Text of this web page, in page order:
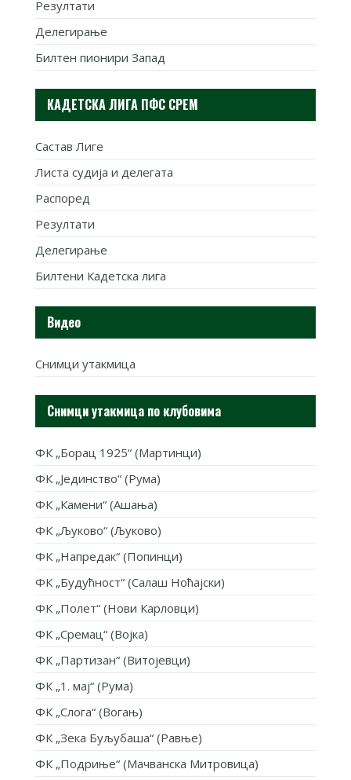
Резултати
Делегирање
Билтен пионири Запад
КАДЕТСКА ЛИГА ПФС СРЕМ
Састав Лиге
Листа судија и делегата
Распоред
Резултати
Делегирање
Билтени Кадетска лига
Видео
Снимци утакмица
Снимци утакмица по клубовима
ФК „Борац 1925“ (Мартинци)
ФК „Јединство“ (Рума)
ФК „Камени“ (Ашања)
ФК „Љуково“ (Љуково)
ФК „Напредак“ (Попинци)
ФК „Будућност“ (Салаш Ноћајски)
ФК „Полет“ (Нови Карловци)
ФК „Сремац“ (Војка)
ФК „Партизан“ (Витојевци)
ФК „1. мај“ (Рума)
ФК „Слога“ (Вогањ)
ФК „Зека Буљубаша“ (Равње)
ФК „Подриње“ (Мачванска Митровица)